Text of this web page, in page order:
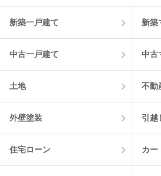
新築一戸建て 新築
中古一戸建て 中古
土地 不動
外壁塗装 引越
住宅ローン カー